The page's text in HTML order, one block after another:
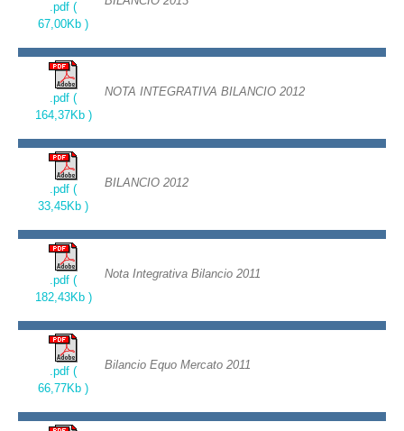
.pdf (
67,00Kb )
.pdf (
164,37Kb )
NOTA INTEGRATIVA BILANCIO 2012
.pdf (
33,45Kb )
BILANCIO 2012
.pdf (
182,43Kb )
Nota Integrativa Bilancio 2011
.pdf (
66,77Kb )
Bilancio Equo Mercato 2011